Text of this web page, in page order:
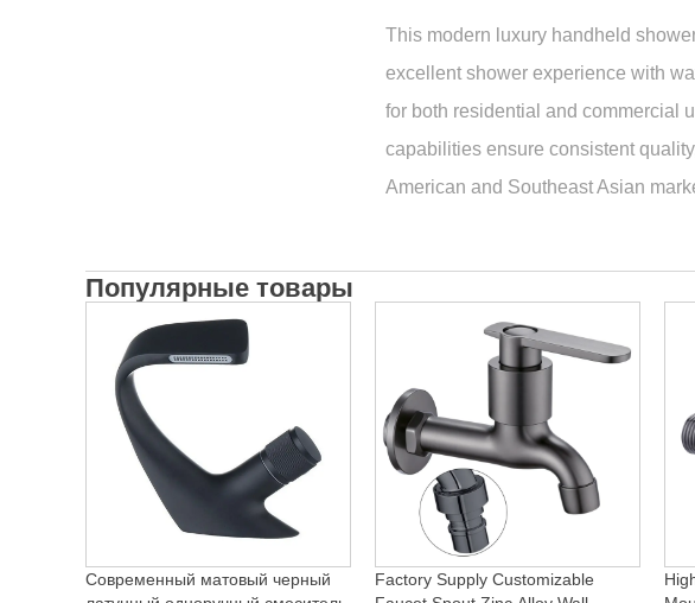
This modern luxury handheld
excellent shower experience with
for both residential and commercial
capabilities ensure consistent
American and Southeast Asian
Популярные товары
Современный матовый черный
Factory Supply Customizable